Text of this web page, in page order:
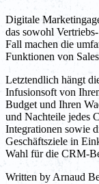
Digitale
das sowohl
Fall machen die
Funktionen von
Letztendlich hängt
Infusionsoft von
Budget und Ihren
und Nachteile jedes
Integrationen sowie
Geschäftsziele in
Wahl für die CRM-
Written by Arnaud